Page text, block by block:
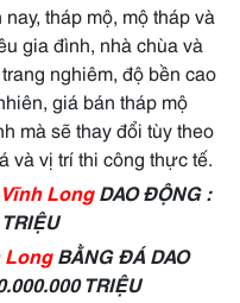
tháp mộ, mộ tháp và
gia đình, nhà chùa và
nghiêm, độ bền cao
giá bán tháp mộ
mà sẽ thay đổi tùy theo
và vị trí thi công thực tế.
Vĩnh LongDAO ĐỘNG :
LongBẰNG ĐÁ DAO
TRIỆU